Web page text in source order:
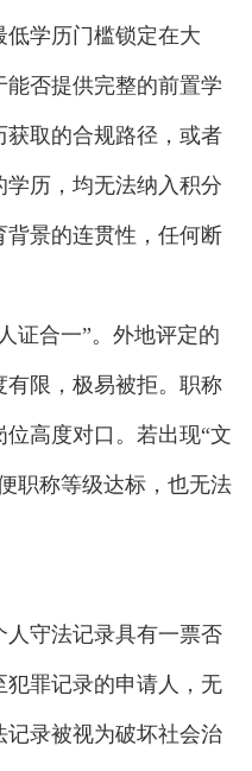
学历门槛锁定在大
否提供完整的前置学
获取的合规路径，或者
历，均无法纳入积分
景的连贯性，任何断
合一”。外地评定的
限，极易被拒。职称
高度对口。若出现“文
职称等级达标，也无法
守法记录具有一票否
罪记录的申请人，无
录被视为破坏社会治